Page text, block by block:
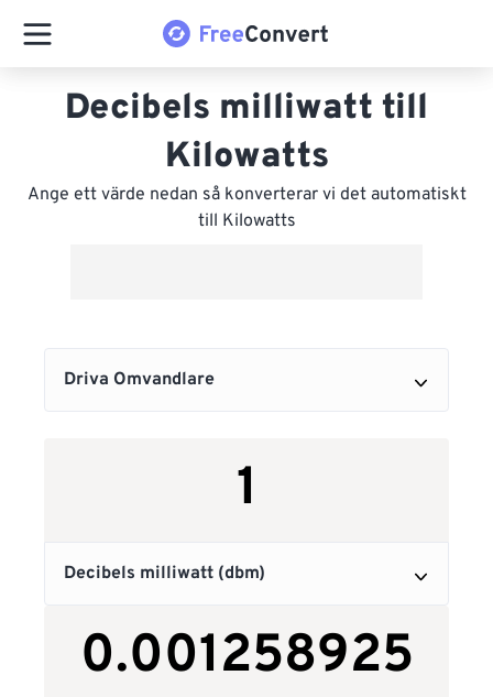
Decibels milliwatt till
Kilowatts
Ange ett värde nedan så konverterar vi det automatiskt
till Kilowatts